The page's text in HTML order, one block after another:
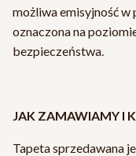
możliwa emisyjność
oznaczona na
bezpieczeństwa.
JAK ZAMAWIAMY I
Tapeta sprzedawana